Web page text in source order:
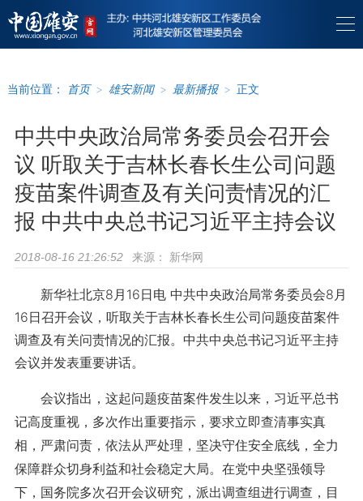
当前位置： 首页 > 雄安新闻 > 最新播报 > 正文
中共中央政治局常务委员会召开会
议 听取关于吉林长春长生公司问题
疫苗案件调查及有关问责情况的汇
报 中共中央总书记习近平主持会议
2018-08-16 21:26:52 来源： 新华网
新华社北京8月16日电 中共中央政治局常务委员会8月
16日召开会议，听取关于吉林长春长生公司问题疫苗案件
调查及有关问责情况的汇报。中共中央总书记习近平主持
会议并发表重要讲话。
会议指出，这起问题疫苗案件发生以来，习近平总书
记高度重视，多次作出重要指示，要求立即查清事实真
相，严肃问责，依法从严处理，坚决守住安全底线，全力
保障群众切身利益和社会稳定大局。在党中央坚强领导
下，国务院多次召开会议研究，派出调查组进行调查，目